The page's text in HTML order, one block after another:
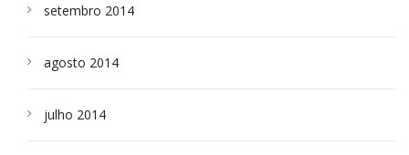
setembro 2014
agosto 2014
julho 2014